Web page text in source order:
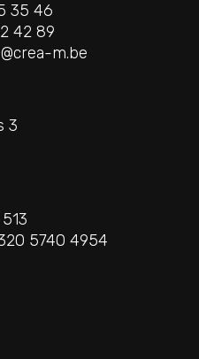
35 46
42 89
m.be
3
5740 4954